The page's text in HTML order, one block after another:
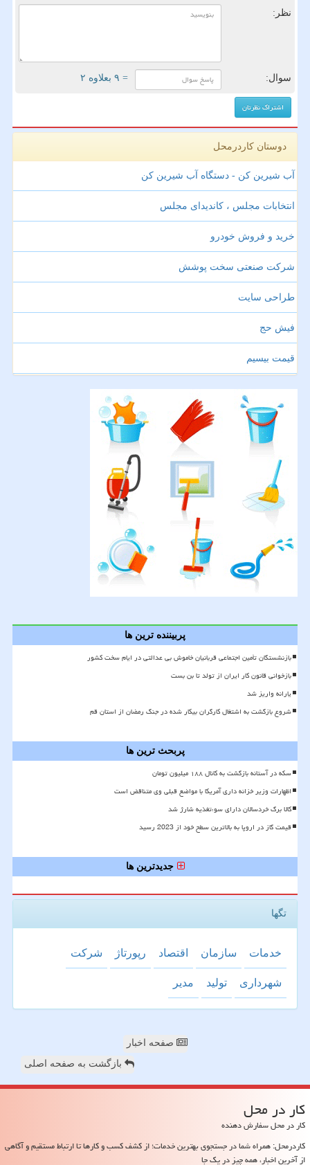
نظر:
سوال: = ۹ بعلاوه ۲
دوستان کاردرمحل
آب شیرین کن - دستگاه آب شیرین کن
انتخابات مجلس ، کاندیدای مجلس
خرید و فروش خودرو
شرکت صنعتی سخت پوشش
طراحی سایت
فیش حج
قیمت بیسیم
پربیننده ترین ها
بازنشستگان تأمین اجتماعی قربانیان خاموش بی عدالتی در ایام سخت کشور
بازخوانی قانون کار ایران از تولد تا بن بست
یارانه واریز شد
شروع بازگشت به اشتغال کارگران بیکار شده در جنگ رمضان از استان قم
پربحث ترین ها
سکه در آستانه بازگشت به کانال ۱۸۸ میلیون تومان
اظهارات وزیر خزانه داری آمریکا با مواضع قبلی وی متناقض است
کالا برگ خردسالان دارای سوءتغذیه شارژ شد
قیمت گاز در اروپا به بالاترین سطح خود از 2023 رسید
جدیدترین ها
تگها
خدمات سازمان اقتصاد رپورتاژ شركت
شهرداری تولید مدیر
صفحه اخبار
بازگشت به صفحه اصلی
كار در محل
کار در محل سفارش دهنده
کاردرمحل: همراه شما در جستجوی بهترین خدمات؛ از کشف کسب و کارها تا ارتباط مستقیم و آگاهی
از آخرین اخبار، همه چیز در یک جا